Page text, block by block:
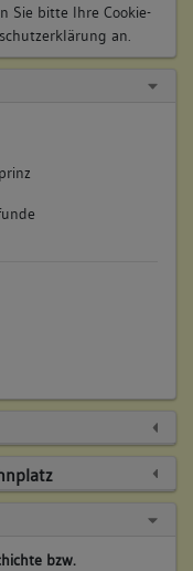
Sie bitte Ihre Cookie-
an.
bzw.